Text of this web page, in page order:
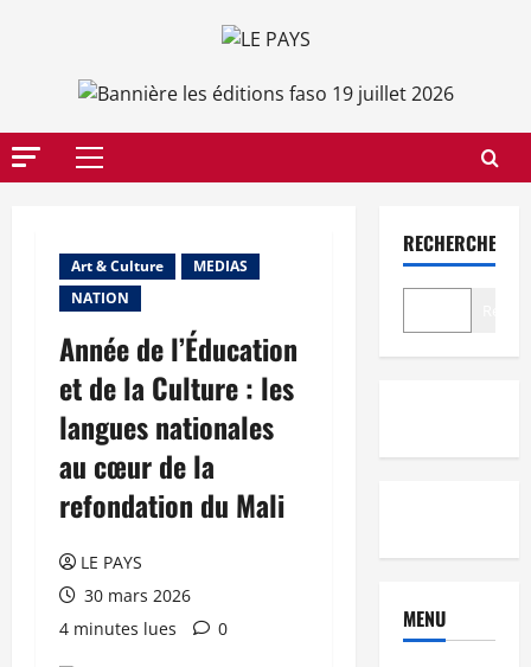
Menu
Art & Culture
MEDIAS
NATION
Année de l’Éducation
et de la Culture : les
langues nationales
au cœur de la
refondation du Mali
LE PAYS
30 mars 2026
4 minutes lues
0
RECHERCHER
MENU